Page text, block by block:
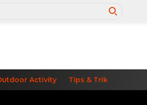
Activity Tips & Trik